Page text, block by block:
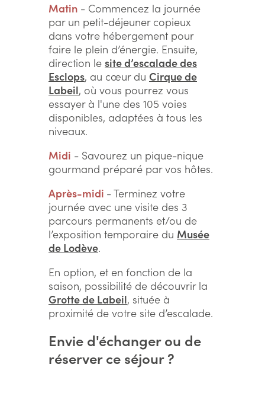
Matin - Commencez la journée
par un petit-déjeuner copieux
dans votre hébergement pour
faire le plein d’énergie. Ensuite,
direction le site d’escalade des
Esclops, au cœur du Cirque de
Labeil, où vous pourrez vous
essayer à l'une des 105 voies
disponibles, adaptées à tous les
niveaux.
Midi - Savourez un pique-nique
gourmand préparé par vos hôtes.
Après-midi - Terminez votre
journée avec une visite des 3
parcours permanents et/ou de
l’exposition temporaire du Musée
de Lodève.
En option, et en fonction de la
saison, possibilité de découvrir la
Grotte de Labeil, située à
proximité de votre site d’escalade.
Envie d'échanger ou de
réserver ce séjour ?